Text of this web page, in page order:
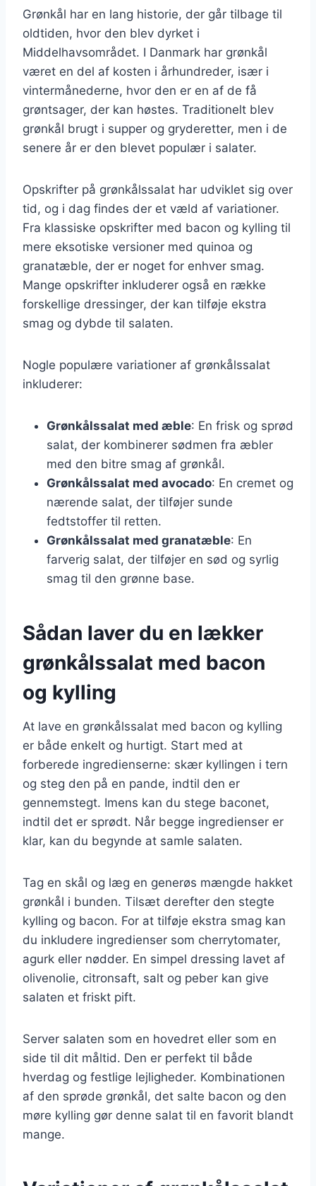
Grønkål har en lang historie, der går tilbage til
oldtiden, hvor den blev dyrket i
Middelhavsområdet. I Danmark har grønkål
været en del af kosten i århundreder, især i
vintermånederne, hvor den er en af de få
grøntsager, der kan høstes. Traditionelt blev
grønkål brugt i supper og gryderetter, men i de
senere år er den blevet populær i salater.
Opskrifter på grønkålssalat har udviklet sig over
tid, og i dag findes der et væld af variationer.
Fra klassiske opskrifter med bacon og kylling til
mere eksotiske versioner med quinoa og
granatæble, der er noget for enhver smag.
Mange opskrifter inkluderer også en række
forskellige dressinger, der kan tilføje ekstra
smag og dybde til salaten.
Nogle populære variationer af grønkålssalat
inkluderer:
Grønkålssalat med æble: En frisk og sprød
salat, der kombinerer sødmen fra æbler
med den bitre smag af grønkål.
Grønkålssalat med avocado: En cremet og
nærende salat, der tilføjer sunde
fedtstoffer til retten.
Grønkålssalat med granatæble: En
farverig salat, der tilføjer en sød og syrlig
smag til den grønne base.
Sådan laver du en lækker
grønkålssalat med bacon
og kylling
At lave en grønkålssalat med bacon og kylling
er både enkelt og hurtigt. Start med at
forberede ingredienserne: skær kyllingen i tern
og steg den på en pande, indtil den er
gennemstegt. Imens kan du stege baconet,
indtil det er sprødt. Når begge ingredienser er
klar, kan du begynde at samle salaten.
Tag en skål og læg en generøs mængde hakket
grønkål i bunden. Tilsæt derefter den stegte
kylling og bacon. For at tilføje ekstra smag kan
du inkludere ingredienser som cherrytomater,
agurk eller nødder. En simpel dressing lavet af
olivenolie, citronsaft, salt og peber kan give
salaten et friskt pift.
Server salaten som en hovedret eller som en
side til dit måltid. Den er perfekt til både
hverdag og festlige lejligheder. Kombinationen
af den sprøde grønkål, det salte bacon og den
møre kylling gør denne salat til en favorit blandt
mange.